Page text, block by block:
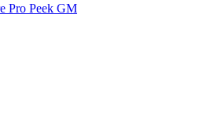
Pro Peek GM